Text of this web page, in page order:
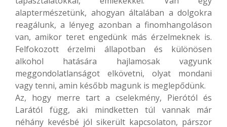
alaptermészetünk, ahogyan általában a dolgokra
reagálunk, a lényeg azonban a finomhangoláson
van, amikor teret engedünk más érzelmeknek is.
Felfokozott érzelmi állapotban és különösen
alkohol hatására hajlamosak vagyunk
meggondolatlanságot elkövetni, olyat mondani
vagy tenni, amin később magunk is meglepődünk.
Az, hogy merre tart a cselekmény, Pierótól és
Larától függ, aki mindketten túl vannak már
néhány kevésbé jól sikerült kapcsolaton, párszor